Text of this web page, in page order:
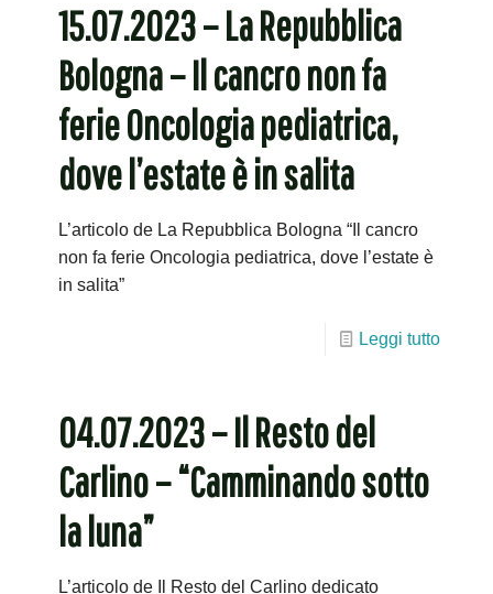
15.07.2023 – La Repubblica
Bologna – Il cancro non fa
ferie Oncologia pediatrica,
dove l’estate è in salita
L’articolo de La Repubblica Bologna “Il cancro
non fa ferie Oncologia pediatrica, dove l’estate è
in salita”
Leggi tutto
04.07.2023 – Il Resto del
Carlino – “Camminando sotto
la luna”
L’articolo de Il Resto del Carlino dedicato